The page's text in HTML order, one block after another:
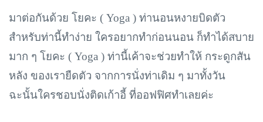
มาต่อกันด้วย โยคะ ( Yoga ) ท่านอนหงายบิดตัว
สำหรับท่านี้ทำง่าย ใครอยากทำก่อนนอน ก็ทำได้สบาย
มาก ๆ โยคะ ( Yoga ) ท่านี้เค้าจะช่วยทำให้ กระดูกสัน
หลัง ของเรายืดตัว จากการนั่งท่าเดิม ๆ มาทั้งวัน
ฉะนั้นใครชอบนั่งติดเก้าอี้ ที่ออฟฟิศทำเลยค่ะ